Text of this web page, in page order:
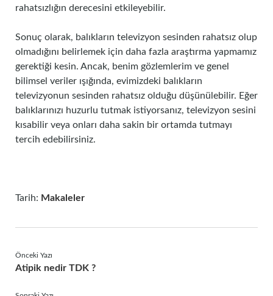
rahatsızlığın derecesini etkileyebilir.
Sonuç olarak, balıkların televizyon sesinden rahatsız olup
olmadığını belirlemek için daha fazla araştırma yapmamız
gerektiği kesin. Ancak, benim gözlemlerim ve genel
bilimsel veriler ışığında, evimizdeki balıkların
televizyonun sesinden rahatsız olduğu düşünülebilir. Eğer
balıklarınızı huzurlu tutmak istiyorsanız, televizyon sesini
kısabilir veya onları daha sakin bir ortamda tutmayı
tercih edebilirsiniz.
Tarih: Makaleler
Önceki Yazı
Atipik nedir TDK ?